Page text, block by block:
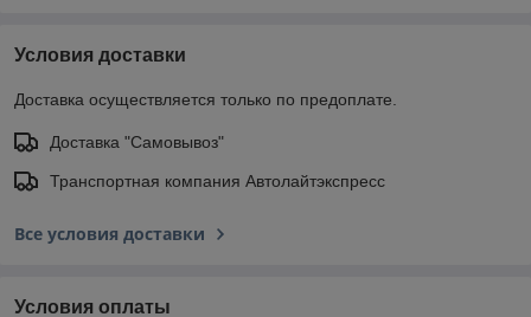
Условия доставки
Доставка осуществляется только по предоплате.
Доставка "Самовывоз"
Транспортная компания Автолайтэкспресс
Все условия доставки
Условия оплаты